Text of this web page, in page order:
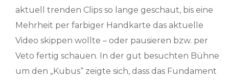
aktuell trenden Clips so lange geschaut, bis eine
Mehrheit per farbiger Handkarte das aktuelle
Video skippen wollte – oder pausieren bzw. per
Veto fertig schauen. In der gut besuchten Bühne
um den „Kubus“ zeigte sich, dass das Fundament